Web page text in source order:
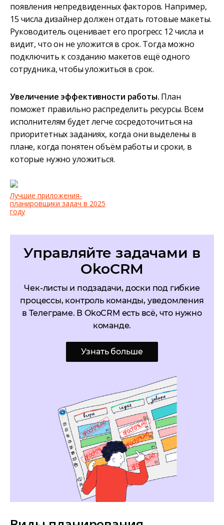
появления непредвиденных факторов. Например,
15 числа дизайнер должен отдать готовые макеты.
Руководитель оценивает его прогресс 12 числа и
видит, что он не уложится в срок. Тогда можно
подключить к созданию макетов ещё одного
сотрудника, чтобы уложиться в срок.
Увеличение эффективности работы. План
поможет правильно распределить ресурсы. Всем
исполнителям будет легче сосредоточиться на
приоритетных заданиях, когда они выделены в
плане, когда понятен объём работы и сроки, в
которые нужно уложиться.
Лучшие приложения-
планировщики задач в 2025
году
Управляйте задачами в
OkoCRM
Чек-листы и подзадачи, доски под гибкие
процессы, контроль команды, уведомления
в Телеграме. В OkoCRM есть всё, что нужно
команде.
Узнать больше